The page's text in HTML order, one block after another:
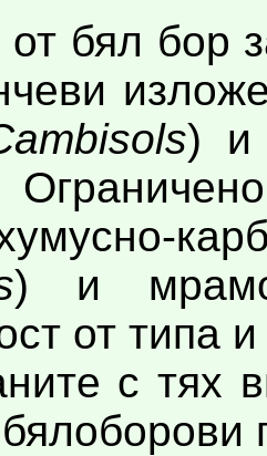
от бял бор
) и
) и
от типа
с тях